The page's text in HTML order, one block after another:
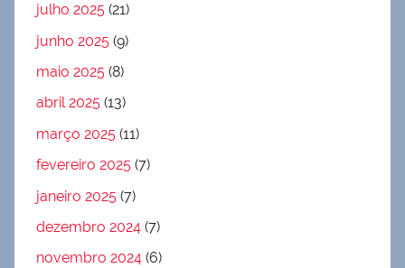
julho 2025 (21)
junho 2025 (9)
maio 2025 (8)
abril 2025 (13)
março 2025 (11)
fevereiro 2025 (7)
janeiro 2025 (7)
dezembro 2024 (7)
novembro 2024 (6)